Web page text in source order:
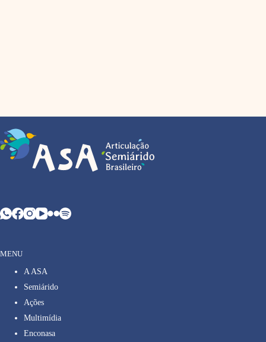
MENU
A ASA
Semiárido
Ações
Multimídia
Enconasa